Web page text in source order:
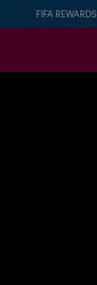
FIFA REWARDS